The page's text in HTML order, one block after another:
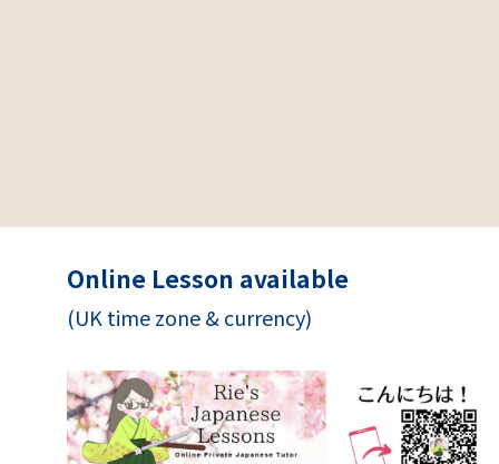
Online Lesson available
(UK time zone & currency)